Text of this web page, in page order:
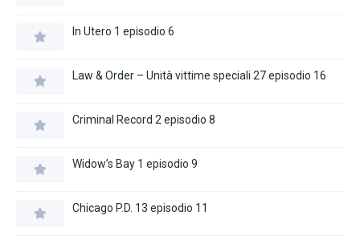
In Utero 1 episodio 6
Law & Order – Unità vittime speciali 27 episodio 16
Criminal Record 2 episodio 8
Widow’s Bay 1 episodio 9
Chicago P.D. 13 episodio 11